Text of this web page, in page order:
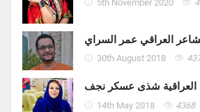
5th November 2020
العراقي عمر السراي
30th August 2018
العراقية شذى عسكر نجف
14th May 2018 4368